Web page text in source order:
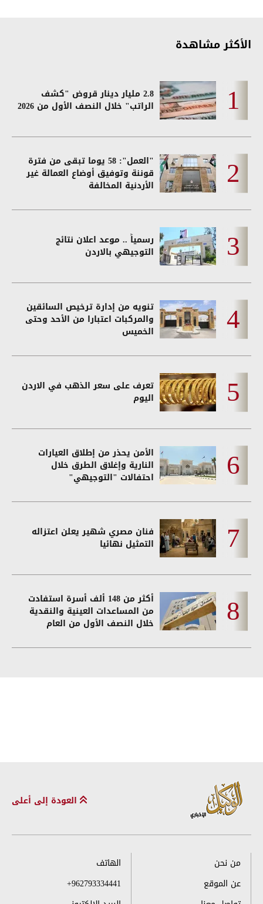
الأكثر مشاهدة
2.8 مليار دينار قروض "كشف
الراتب" خلال النصف الأول من 2026
"العمل": 58 يوما تبقى من فترة
قوننة وتوفيق أوضاع العمالة غير
الأردنية المخالفة
رسمياً .. موعد اعلان نتائج
التوجيهي بالاردن
تنويه من إدارة ترخيص السائقين
والمركبات اعتبارا من الأحد وحتى
الخميس
تعرف على سعر الذهب في الاردن
اليوم
الأمن يحذر من إطلاق العيارات
النارية وإغلاق الطرق خلال
احتفالات "التوجيهي"
فنان مصري شهير يعلن اعتزاله
التمثيل نهائيا
أكثر من 148 ألف أسرة استفادت
من المساعدات العينية والنقدية
خلال النصف الأول من العام
العودة إلى أعلى
من نحن
عن الموقع
الهاتف
+962793334441